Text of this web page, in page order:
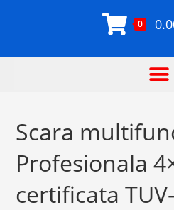
0
Scara
Profesionala
certificata